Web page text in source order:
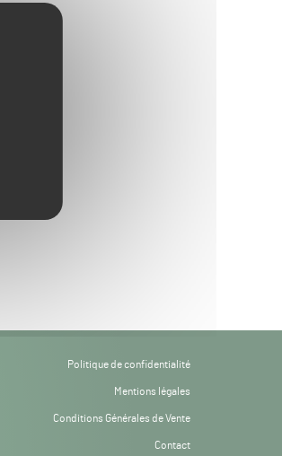
Politique de confidentialité
Mentions légales
Conditions Générales de Vente
Contact